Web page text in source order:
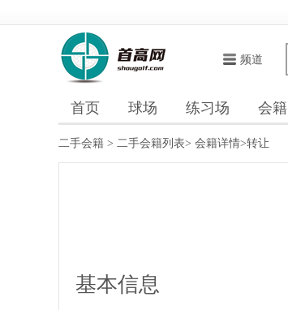
频道
首页 球场 练习场 会籍
二手会籍 > 二手会籍列表> 会籍详情>转让
基本信息